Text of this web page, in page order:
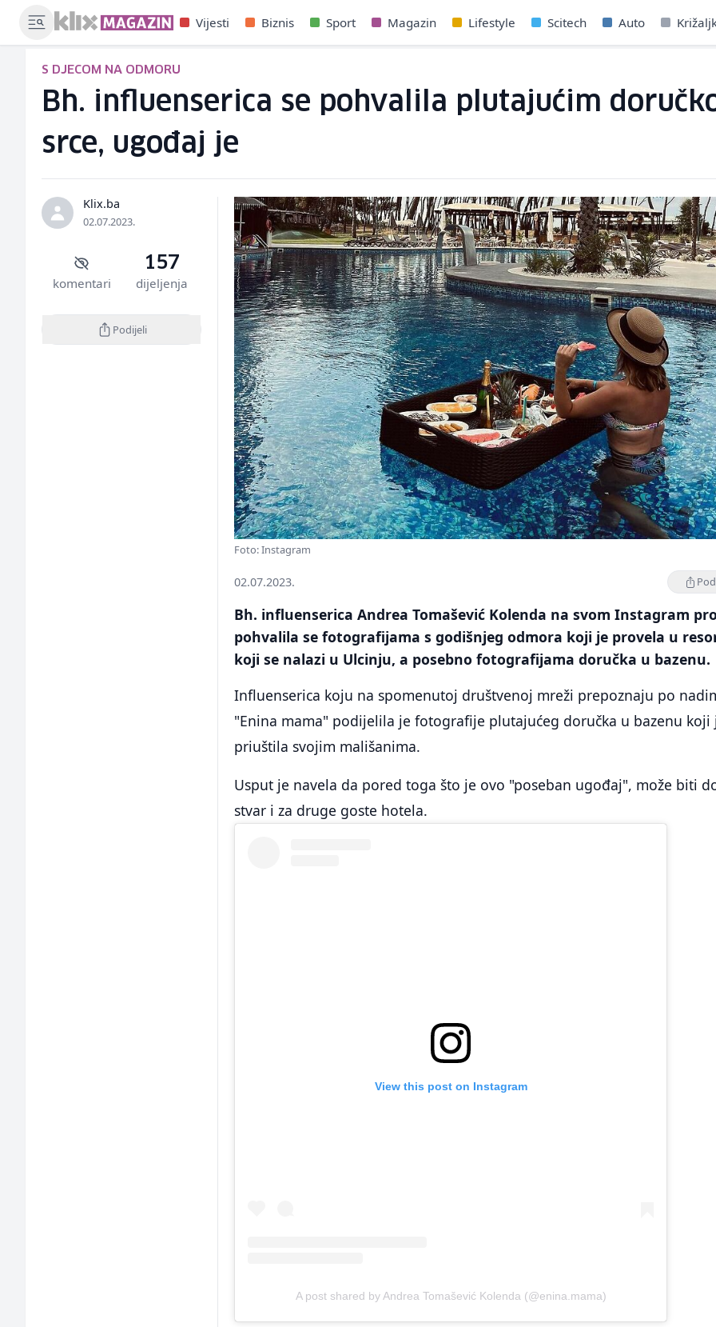
Vijesti Biznis Sport Magazin Lifestyle Scitech Auto
S DJECOM NA ODMORU
Bh. influenserica se pohvalila plutajućim
srce, ugođaj je
Klix.ba
02.07.2023.
komentari
157
dijeljenja
Podijeli
Foto: Instagram
02.07.2023.
Bh. influenserica Andrea Tomašević Kolenda na svom Instagram
pohvalila se fotografijama s godišnjeg odmora koji je provela u
koji se nalazi u Ulcinju, a posebno fotografijama doručka u bazenu.
Influenserica koju na spomenutoj društvenoj mreži prepoznaju po
"Enina mama" podijelila je fotografije plutajućeg doručka u bazenu koji
priuštila svojim mališanima.
Usput je navela da pored toga što je ovo "poseban ugođaj", može biti
stvar i za druge goste hotela.
View this post on Instagram
A post shared by Andrea Tomašević Kolenda (@enina.mama)